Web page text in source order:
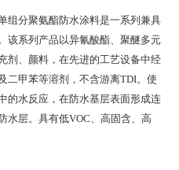
组分聚氨酯防水涂料是一系列兼具
该系列产品以异氰酸酯、聚醚多元
剂、颜料，在先进的工艺设备中经
二甲苯等溶剂，不含游离TDI。使
的水反应，在防水基层表面形成连
水层。具有低VOC、高固含、高